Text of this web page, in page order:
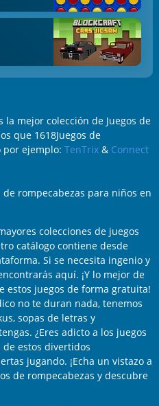
la mejor colección de Juegos de
que 1618Juegos de
por ejemplo: TenTrix& Connect
rompecabezas para niños en
colecciones de juegos
catálogo contiene desde
Si se necesita ingenio y
aquí. ¡Y lo mejor de
estos juegos de forma gratuita!
no te duran nada, tenemos
sopas de letras y
¿Eres adicto a los juegos
de estos divertidos
jugando. ¡Echa un vistazo a
de rompecabezas y descubre